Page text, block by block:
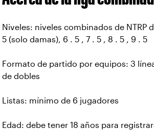
Niveles: niveles combinados de NTRP
5 (solo damas), 6 . 5 , 7 . 5 , 8 . 5 , 9 . 5
Formato de partido por equipos: 3
de dobles
Listas: mínimo de 6 jugadores
Edad: debe tener 18 años para